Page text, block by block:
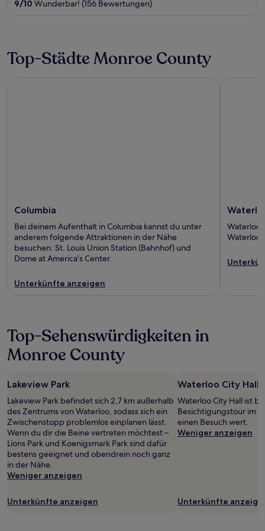
9/10 Wunderbar! (156 Bewertungen)
Top-Städte Monroe County
Columbia
Bei deinem Aufenthalt in Columbia kannst du unter
anderem folgende Attraktionen in der Nähe
besuchen: St. Louis Union Station (Bahnhof) und
Dome at America’s Center.
Unterkünfte anzeigen
Waterloo
Waterloo
Top-Sehenswürdigkeiten in
Monroe County
Lakeview Park
Lakeview Park befindet sich 2,7 km außerhalb
des Zentrums von Waterloo, sodass sich ein
Zwischenstopp problemlos einplanen lässt.
Wenn du dir die Beine vertreten möchtest –
Lions Park und Koenigsmark Park sind dafür
bestens geeignet und obendrein noch ganz
in der Nähe.
Weniger anzeigen
Unterkünfte anzeigen
Waterloo City Hall
Waterloo City Hall ist
Besichtigungstour im
einen Besuch wert.
Weniger anzeigen
Unterkünfte